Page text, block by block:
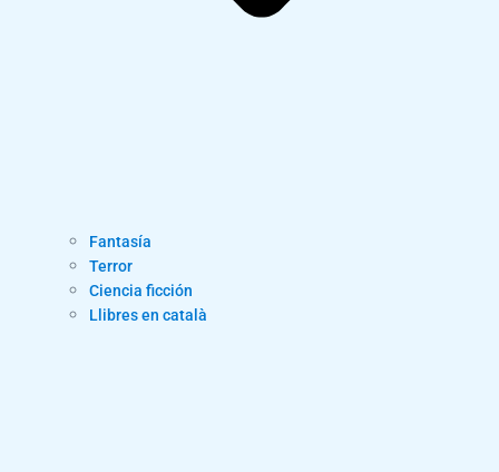
Fantasía
Terror
Ciencia ficción
Llibres en català